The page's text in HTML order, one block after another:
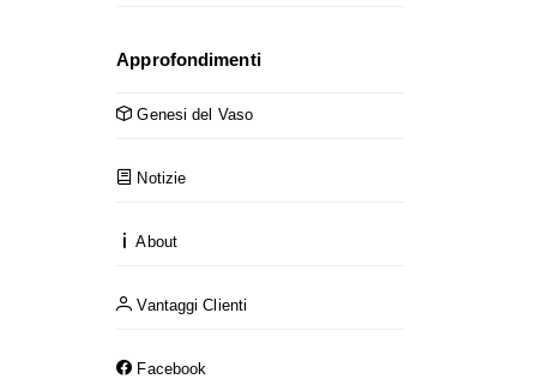
Approfondimenti
Genesi del Vaso
Notizie
About
Vantaggi Clienti
Facebook